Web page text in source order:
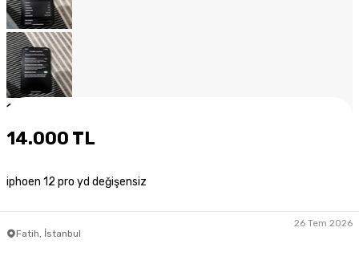
1
14.000 TL
iphoen 12 pro yd değişensiz
Fatih, İstanbul
26 Tem 2026